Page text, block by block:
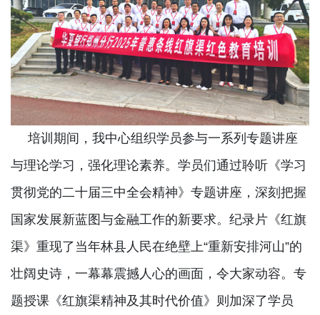
培训期间，我中心组织学员参与一系列专题讲座
与理论学习，强化理论素养。学员们通过聆听《学习
贯彻党的二十届三中全会精神》专题讲座，深刻把握
国家发展新蓝图与金融工作的新要求。纪录片《红旗
渠》重现了当年林县人民在绝壁上“重新安排河山”的
壮阔史诗，一幕幕震撼人心的画面，令大家动容。专
题授课《红旗渠精神及其时代价值》则加深了学员